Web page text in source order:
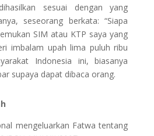
sesuai dengan yang
seseorang berkata: “Siapa
SIM atau KTP saya yang
imbalam upah lima puluh ribu
Indonesia ini, biasanya
supaya dapat dibaca orang.
mengeluarkan Fatwa tentang